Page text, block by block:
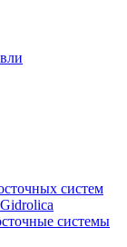
систем
системы